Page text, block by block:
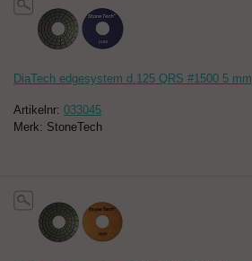
DiaTech edgesystem d.125 QRS #1500 5 mm
Artikelnr: 033045
Merk: StoneTech